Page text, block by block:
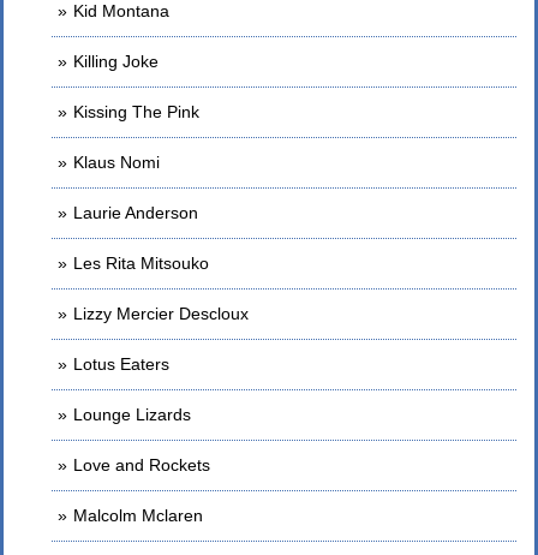
Kid Montana
Killing Joke
Kissing The Pink
Klaus Nomi
Laurie Anderson
Les Rita Mitsouko
Lizzy Mercier Descloux
Lotus Eaters
Lounge Lizards
Love and Rockets
Malcolm Mclaren